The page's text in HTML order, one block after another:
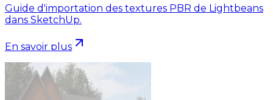
Guide d'importation des textures PBR de Lightbeans
dans SketchUp.
En savoir plus